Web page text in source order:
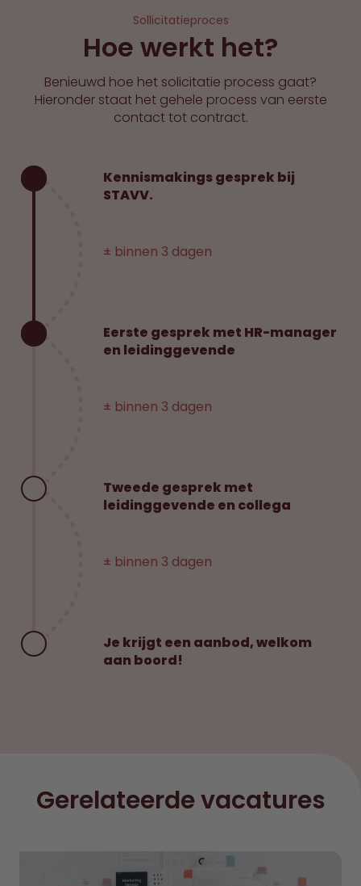
Sollicitatieproces
Hoe werkt het?
Benieuwd hoe het solicitatie process gaat?
Hieronder staat het gehele process van eerste
contact tot contract.
± binnen 3 dagen
Kennismakings gesprek bij
STAVV.
± binnen 3 dagen
Eerste gesprek met HR-manager
en leidinggevende
± binnen 3 dagen
Tweede gesprek met
leidinggevende en collega
Je krijgt een aanbod, welkom
aan boord!
Gerelateerde vacatures